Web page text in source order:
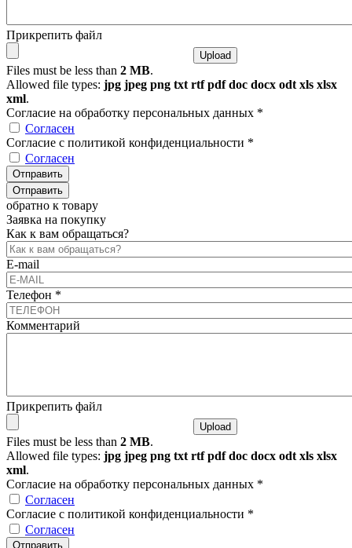
Прикрепить файл
Files must be less than 2 MB.
Allowed file types: jpg jpeg png txt rtf pdf doc docx odt xls xlsx
xml.
Согласие на обработку персональных данных *
Согласен
Согласие с политикой конфиденциальности *
Согласен
обратно к товару
Заявка на покупку
Как к вам обращаться?
E-mail
Телефон *
Комментарий
Прикрепить файл
Files must be less than 2 MB.
Allowed file types: jpg jpeg png txt rtf pdf doc docx odt xls xlsx
xml.
Согласие на обработку персональных данных *
Согласен
Согласие с политикой конфиденциальности *
Согласен